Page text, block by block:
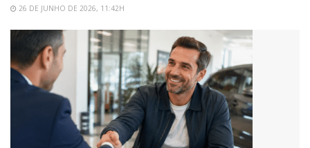
26 DE JUNHO DE 2026, 11:42H